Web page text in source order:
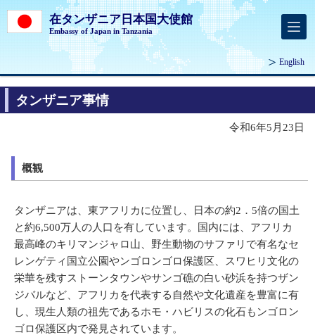
在タンザニア日本国大使館
Embassy of Japan in Tanzania
English
タンザニア事情
令和6年5月23日
概観
タンザニアは、東アフリカに位置し、日本の約2．5倍の国土
と約6,500万人の人口を有しています。国内には、アフリカ
最高峰のキリマンジャロ山、野生動物のサファリで有名なセ
レンゲティ国立公園やンゴロンゴロ保護区、スワヒリ文化の
栄華を残すストーンタウンやサンゴ礁の白い砂浜を持つザン
ジバルなど、アフリカを代表する自然や文化遺産を豊富に有
し、現生人類の祖先であるホモ・ハビリスの化石もンゴロン
ゴロ保護区内で発見されています。